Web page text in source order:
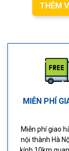
THÊM
MIỄN PHÍ
Miễn phí giao
nội thành Hà